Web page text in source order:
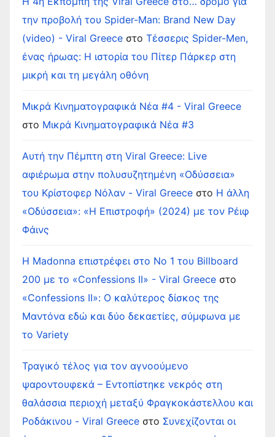
την προβολή του Spider-Man: Brand New Day
(video) - Viral Greece στο Τέσσερις Spider-Men,
ένας ήρωας: Η ιστορία του Πίτερ Πάρκερ στη
μικρή και τη μεγάλη οθόνη
Μικρά Κινηματογραφικά Νέα #4 - Viral Greece
στο Μικρά Κινηματογραφικά Νέα #3
Αυτή την Πέμπτη στη Viral Greece: Live
αφιέρωμα στην πολυσυζητημένη «Οδύσσεια»
του Κρίστοφερ Νόλαν - Viral Greece στο Η άλλη
«Οδύσσεια»: «Η Επιστροφή» (2024) με τον Ρέιφ
Φάινς
Η Madonna επιστρέφει στο Νο 1 του Billboard
200 με το «Confessions II» - Viral Greece στο
«Confessions II»: Ο καλύτερος δίσκος της
Μαντόνα εδώ και δύο δεκαετίες, σύμφωνα με
το Variety
Τραγικό τέλος για τον αγνοούμενο
ψαροντουφεκά – Εντοπίστηκε νεκρός στη
θαλάσσια περιοχή μεταξύ Φραγκοκάστελλου και
Ροδάκινου - Viral Greece στο Συνεχίζονται οι